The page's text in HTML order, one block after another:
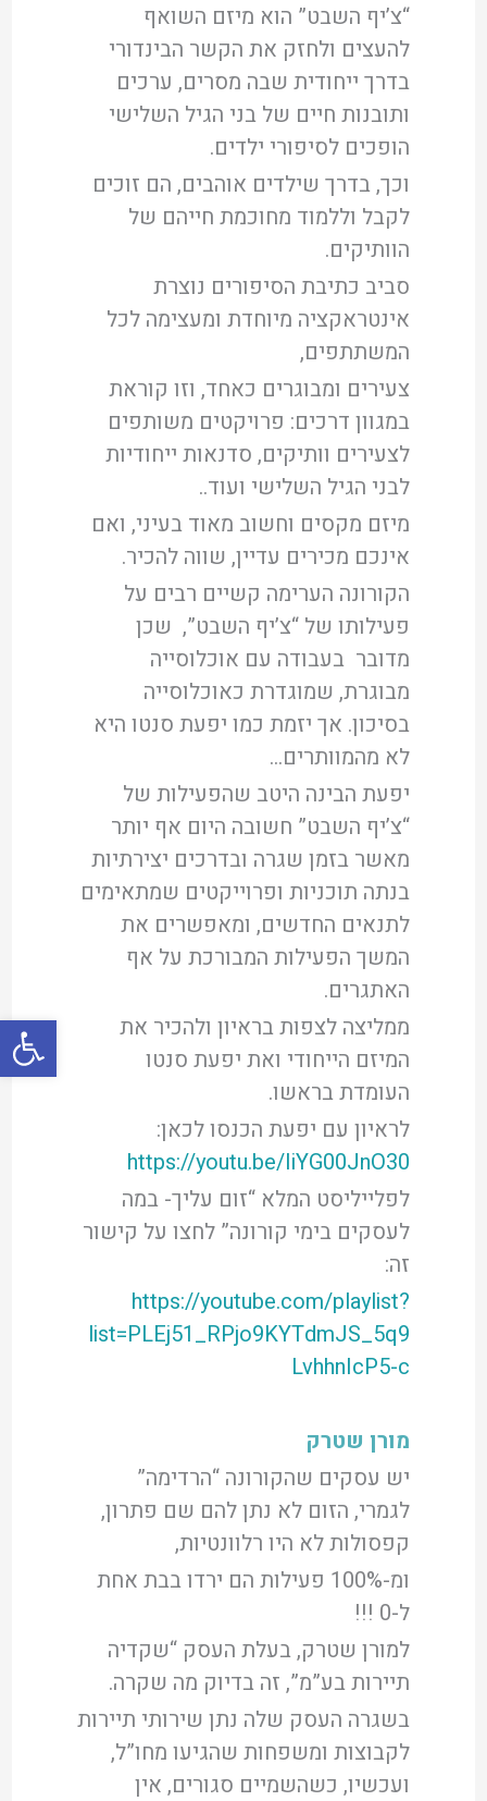
פתח
“צ’יף השבט” הוא מיזם השואף
להעצים ולחזק את הקשר הבינדורי
בדרך ייחודית שבה מסרים, ערכים
ותובנות חיים של בני הגיל השלישי
הופכים לסיפורי ילדים.
וכך, בדרך שילדים אוהבים, הם זוכים
לקבל וללמוד מחוכמת חייהם של
הוותיקים.
סביב כתיבת הסיפורים נוצרת
אינטראקציה מיוחדת ומעצימה לכל
המשתתפים,
צעירים ומבוגרים כאחד, וזו קוראת
במגוון דרכים: פרויקטים משותפים
לצעירים וותיקים, סדנאות ייחודיות
לבני הגיל השלישי ועוד..
מיזם מקסים וחשוב מאוד בעיני, ואם
אינכם מכירים עדיין, שווה להכיר.
הקורונה הערימה קשיים רבים על
פעילותו של “צ’יף השבט”, שכן
מדובר בעבודה עם אוכלוסייה
מבוגרת, שמוגדרת כאוכלוסייה
בסיכון. אך יזמת כמו יפעת סנטו היא
לא מהמוותרים…
יפעת הבינה היטב שהפעילות של
“צ’יף השבט” חשובה היום אף יותר
מאשר בזמן שגרה ובדרכים יצירתיות
בנתה תוכניות ופרוייקטים שמתאימים
לתנאים החדשים, ומאפשרים את
המשך הפעילות המבורכת על אף
האתגרים.
ממליצה לצפות בראיון ולהכיר את
המיזם הייחודי ואת יפעת סנטו
העומדת בראשו.
לראיון עם יפעת הכנסו לכאן:
https://youtu.be/IiYG00JnO30
לפלייליסט המלא “זום עליך- במה
לעסקים בימי קורונה” לחצו על קישור
זה:
https://youtube.com/playlist?
list=PLEj51_RPjo9KYTdmJS_5q9
LvhhnIcP5-c
מורן שטרק
יש עסקים שהקורונה “הרדימה”
לגמרי, הזום לא נתן להם שם פתרון,
קפסולות לא היו רלוונטיות,
ומ-100% פעילות הם ירדו בבת אחת
ל-0 !!!
למורן שטרק, בעלת העסק “שקדיה
תיירות בע”מ”, זה בדיוק מה שקרה.
בשגרה העסק שלה נתן שירותי תיירות
לקבוצות ומשפחות שהגיעו מחו”ל,
ועכשיו, כשהשמיים סגורים, אין